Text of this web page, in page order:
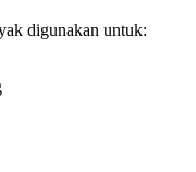
digunakan untuk: